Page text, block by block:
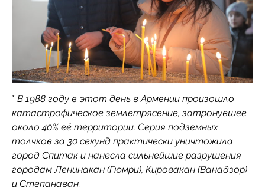
* В 1988 году в этот день в Армении произошло
катастрофическое землетрясение, затронувшее
около 40% её территории. Серия подземных
толчков за 30 секунд практически уничтожила
город Спитак и нанесла сильнейшие разрушения
городам Ленинакан (Гюмри), Кировакан (Ванадзор)
и Степанаван.